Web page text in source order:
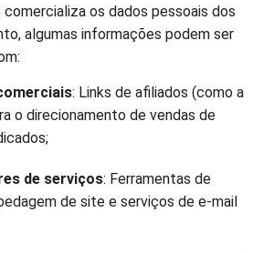
os dados pessoais dos
algumas informações podem ser
: Links de afiliados (como a
o direcionamento de vendas de
de serviços: Ferramentas de
de site e serviços de e-mail